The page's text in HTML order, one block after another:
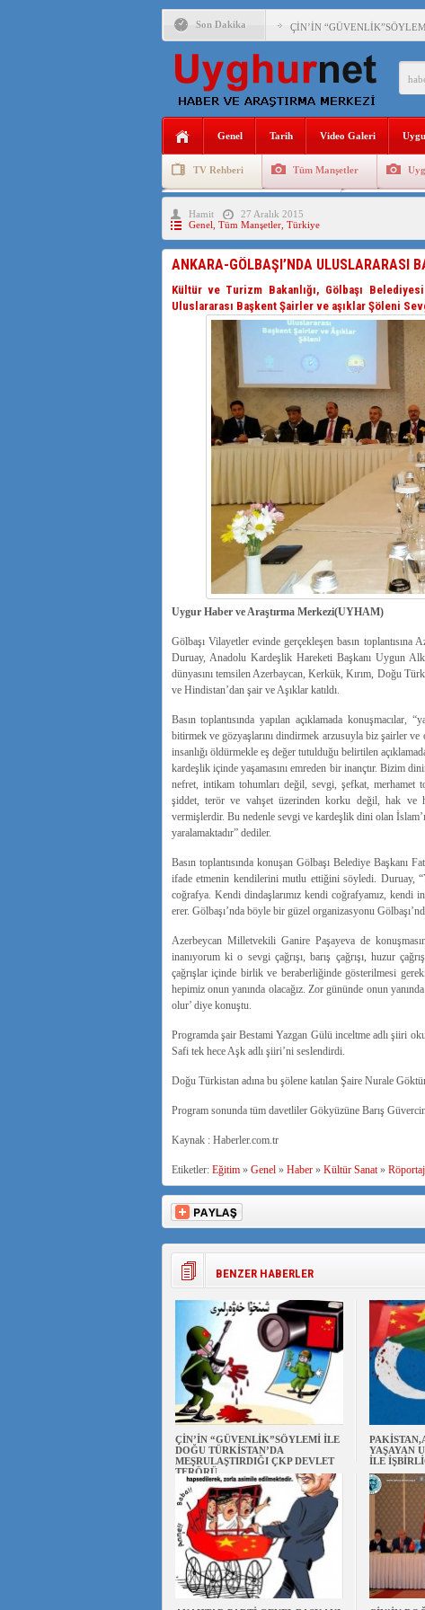
Son Dakika ÇİN’İN
ANAHTAR PARTİ GENEL
ÇİN’İN DOĞU
150 YILDIR KAYNAYAN
ÇİN’İN UYGUR
ÇİN’İN ANKARA
Genel Tarih Video Galeri
TV Rehberi Tüm Manşetler
Uygurlarda Düğün ve Cenaze
Hamit
27 Aralık 2015
Genel Tüm Manşetler, Türkiye
ANKARA-GÖLBAŞI’NDA ULUSLARARASI
Kültür ve Turizm Bakanlığı, Gölbaşı
Uluslararası Başkent Şairler ve aşıklar Şöleni
Uygur Haber ve Araştırma Merkezi(UYHAM)
Gölbaşı Vilayetler evinde gerçekleşen basın
Duruay, Anadolu Kardeşlik Hareketi Başkanı Uygun
dünyasını temsilen Azerbaycan, Kerkük, Kırım, Doğu
ve Hindistan’dan şair ve Aşıklar katıldı.
Basın toplantısında yapılan açıklamada konuşmacılar,
bitirmek ve gözyaşlarını dindirmek arzusuyla biz şairler
insanlığı öldürmekle eş değer tutulduğu belirtilen
kardeşlik içinde yaşamasını emreden bir inançtır. Bizim
nefret, intikam tohumları değil, sevgi, şefkat, merhamet
şiddet, terör ve vahşet üzerinden korku değil, hak ve
vermişlerdir. Bu nedenle sevgi ve kardeşlik dini olan
yaralamaktadır” dediler.
Basın toplantısında konuşan Gölbaşı Belediye Başkanı
ifade etmenin kendilerini mutlu ettiğini söyledi. Duruay,
coğrafya. Kendi dindaşlarımız kendi coğrafyamız, kendi
erer. Gölbaşı’nda böyle bir güzel organizasyonu
Azerbeycan Milletvekili Ganire Paşayeva de
inanıyorum ki o sevgi çağrışı, barış çağrışı, huzur
çağrışlar içinde birlik ve beraberliğinde gösterilmesi
hepimiz onun yanında olacağız. Zor gününde onun
olur’ diye konuştu.
Programda şair Bestami Yazgan Gülü inceltme adlı şiiri
Safi tek hece Aşk adlı şiiri’ni seslendirdi.
Doğu Türkistan adına bu şölene katılan Şaire Nurale
Program sonunda tüm davetliler Gökyüzüne Barış
Kaynak : Haberler.com.tr
Etiketler: Eğitim» Genel» Haber» Kültür Sanat»
BENZER HABERLER
ÇİN’İN “GÜVENLİK”SÖYLEMİ İLE
DOĞU TÜRKİSTAN’DA
MEŞRULAŞTIRDIĞI ÇKP DEVLET
TERÖRÜ
YAŞAYAN
İLE